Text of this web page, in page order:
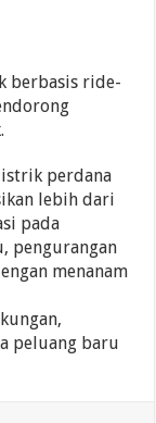
berbasis ride-
perdana
lebih dari
pada
pengurangan
menanam
peluang baru